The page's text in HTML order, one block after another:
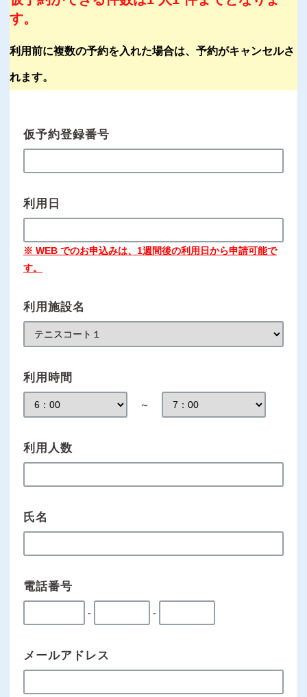
す。
利用前に複数の予約を入れた場合は、予約がキャンセルさ
れます。
仮予約登録番号
利用日
※ WEB でのお申込みは、1週間後の利用日から申請可能で
す。
利用施設名
利用時間
～
利用人数
氏名
電話番号
- -
メールアドレス